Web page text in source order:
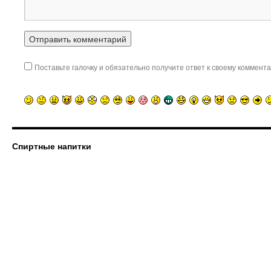
Поставьте галочку и обязательно получите ответ к своему
Спиртные напитки